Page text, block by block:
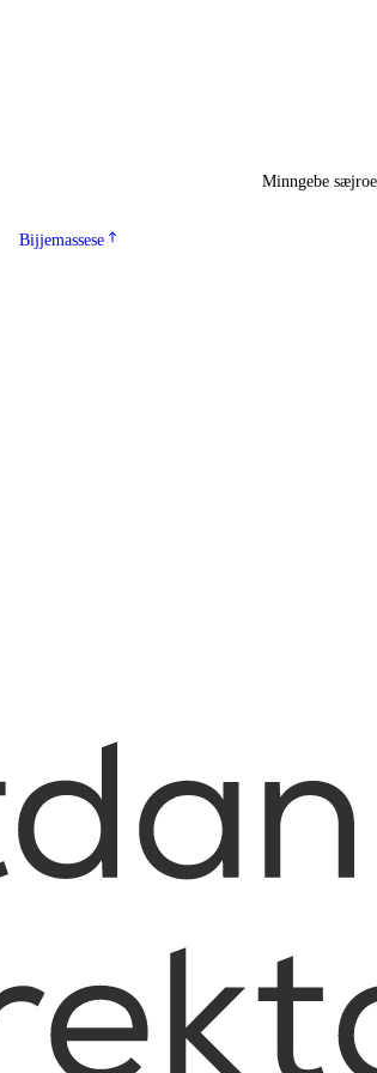
Minngebe sæjroe
Bijjemassese